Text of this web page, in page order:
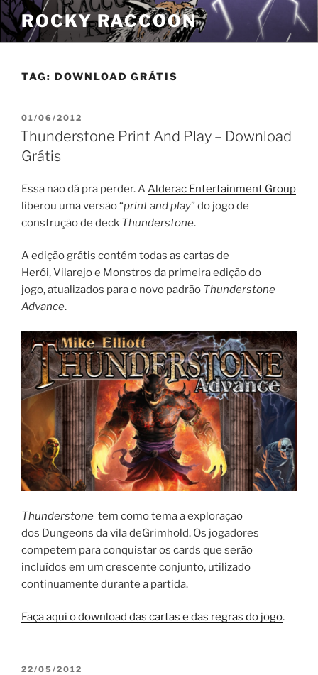
Pular
para
o
ROCKY RACCOON
TAG: DOWNLOAD GRÁTIS
PUBLICADO
EM
01/06/2012
Thunderstone Print And Play – Download
Grátis
Essa não dá pra perder. AAlderac Entertainment Group
liberou uma versão “print and play” do jogo de
construção de deck Thunderstone.
A edição grátis contém todas as cartas de
Herói, Vilarejo e Monstros da primeira edição do
jogo, atualizados para o novo padrão Thunderstone
Advance.
Thunderstone tem como tema a exploração
dos Dungeons da vila deGrimhold. Os jogadores
competem para conquistar os cards que serão
incluídos em um crescente conjunto, utilizado
continuamente durante a partida.
Faça aqui o download das cartas e das regras do jogo.
PUBLICADO
22/05/2012